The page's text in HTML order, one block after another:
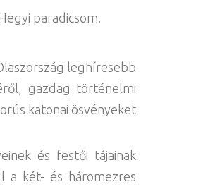
paradicsom.
leghíresebb
gazdag történelmi
katonai ösvényeket
és festői tájainak
a két- és háromezres